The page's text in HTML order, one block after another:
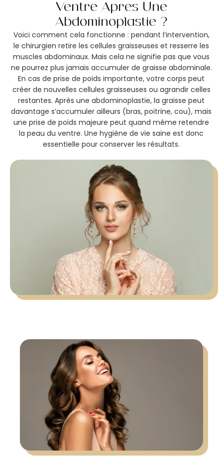
Ventre Après Une
Abdominoplastie ?
Voici comment cela fonctionne : pendant l’intervention,
le chirurgien retire les cellules graisseuses et resserre les
muscles abdominaux. Mais cela ne signifie pas que vous
ne pourrez plus jamais accumuler de graisse abdominale.
En cas de prise de poids importante, votre corps peut
créer de nouvelles cellules graisseuses ou agrandir celles
restantes. Après une abdominoplastie, la graisse peut
davantage s’accumuler ailleurs (bras, poitrine, cou), mais
une prise de poids majeure peut quand même retendre
la peau du ventre. Une hygiène de vie saine est donc
essentielle pour conserver les résultats.